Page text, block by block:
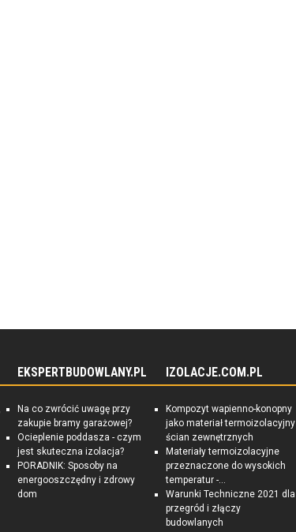
EKSPERTBUDOWLANY.PL
Na co zwrócić uwagę przy
zakupie bramy garażowej?
Ocieplenie poddasza - czym
jest skuteczna izolacja?
PORADNIK: Sposoby na
energooszczędny i zdrowy
dom
IZOLACJE.COM.PL
Kompozyt wapienno-konopny
jako materiał termoizolacyjny
ścian zewnętrznych
Materiały termoizolacyjne
przeznaczone do wysokich
temperatur -...
Warunki Techniczne 2021 dla
przegród i złączy
budowlanych